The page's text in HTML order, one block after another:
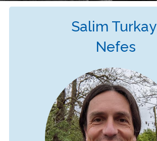
Salim Turkay
Nefes